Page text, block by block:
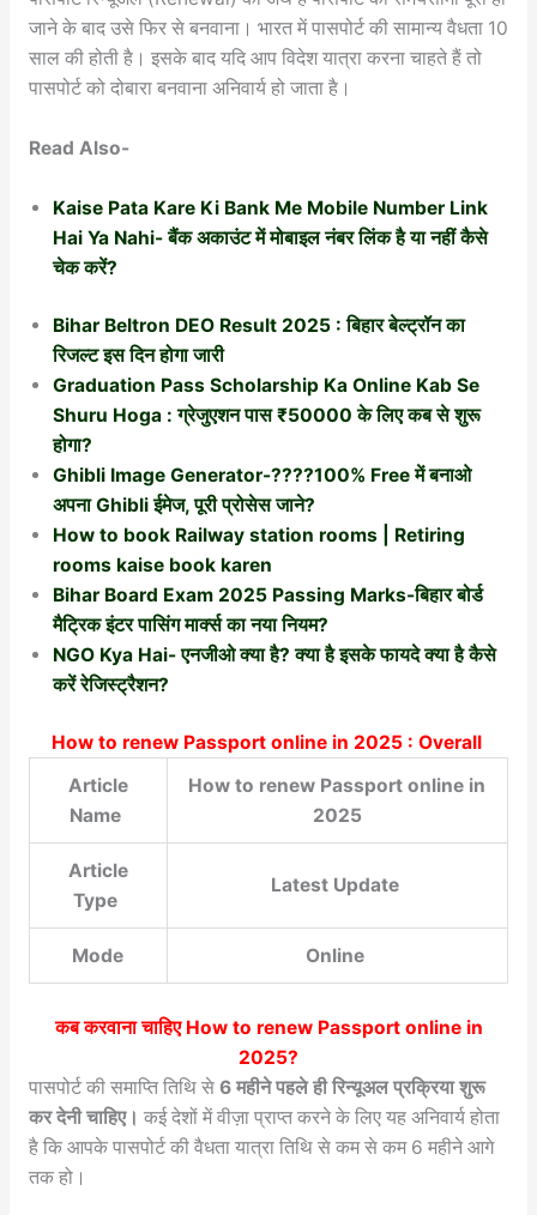
जाने के बाद उसे फिर से बनवाना। भारत में पासपोर्ट की सामान्य वैधता 10
साल की होती है। इसके बाद यदि आप विदेश यात्रा करना चाहते हैं तो
पासपोर्ट को दोबारा बनवाना अनिवार्य हो जाता है।
Read Also-
Kaise Pata Kare Ki Bank Me Mobile Number Link
Hai Ya Nahi- बैंक अकाउंट में मोबाइल नंबर लिंक है या नहीं कैसे
चेक करें?
Bihar Beltron DEO Result 2025 : बिहार बेल्ट्रॉन का
रिजल्ट इस दिन होगा जारी
Graduation Pass Scholarship Ka Online Kab Se
Shuru Hoga : ग्रेजुएशन पास ₹50000 के लिए कब से शुरू
होगा?
Ghibli Image Generator-????100% Free में बनाओ
अपना Ghibli ईमेज, पूरी प्रोसेस जाने?
How to book Railway station rooms | Retiring
rooms kaise book karen
Bihar Board Exam 2025 Passing Marks-बिहार बोर्ड
मैट्रिक इंटर पासिंग मार्क्स का नया नियम?
NGO Kya Hai- एनजीओ क्या है? क्या है इसके फायदे क्या है कैसे
करें रेजिस्ट्रैशन?
How to renew Passport online in 2025 : Overall
Article
Name
How to renew Passport online in
2025
Article
Type
Latest Update
Mode Online
कब करवाना चाहिए How to renew Passport online in
2025?
पासपोर्ट की समाप्ति तिथि से 6 महीने पहले ही रिन्यूअल प्रक्रिया शुरू
कर देनी चाहिए। कई देशों में वीज़ा प्राप्त करने के लिए यह अनिवार्य होता
है कि आपके पासपोर्ट की वैधता यात्रा तिथि से कम से कम 6 महीने आगे
तक हो।